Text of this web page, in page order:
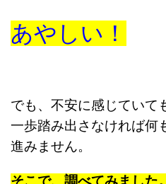
あやしい！
でも、不安に感じていて
一歩踏み出さなければ何
進みません。
そこで、調べてみました。